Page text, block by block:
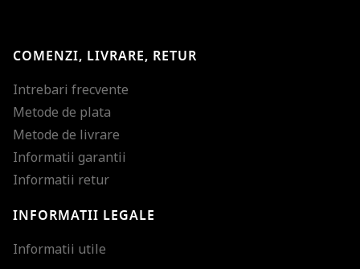
COMENZI, LIVRARE, RETUR
Intrebari frecvente
Metode de plata
Metode de livrare
Informatii garantii
Informatii retur
INFORMATII LEGALE
Informatii utile